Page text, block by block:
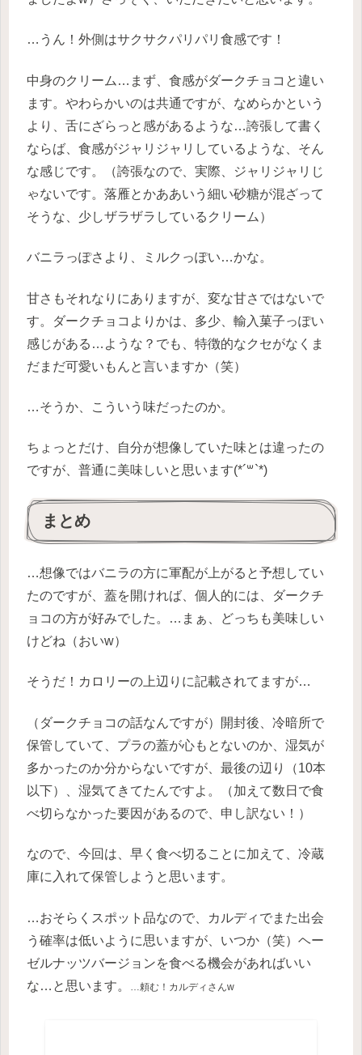
…うん！外側はサクサクパリパリ食感です！
中身のクリーム…まず、食感がダークチョコと違い
ます。やわらかいのは共通ですが、なめらかという
より、舌にざらっと感があるような…誇張して書く
ならば、食感がジャリジャリしているような、そん
な感じです。（誇張なので、実際、ジャリジャリじ
ゃないです。落雁とかああいう細い砂糖が混ざって
そうな、少しザラザラしているクリーム）
バニラっぽさより、ミルクっぽい…かな。
甘さもそれなりにありますが、変な甘さではないで
す。ダークチョコよりかは、多少、輸入菓子っぽい
感じがある…ような？でも、特徴的なクセがなくま
だまだ可愛いもんと言いますか（笑）
…そうか、こういう味だったのか。
ちょっとだけ、自分が想像していた味とは違ったの
ですが、普通に美味しいと思います(*´꒳`*)
まとめ
…想像ではバニラの方に軍配が上がると予想してい
たのですが、蓋を開ければ、個人的には、ダークチ
ョコの方が好みでした。…まぁ、どっちも美味しい
けどね（おいw）
そうだ！カロリーの上辺りに記載されてますが…
（ダークチョコの話なんですが）開封後、冷暗所で
保管していて、プラの蓋が心もとないのか、湿気が
多かったのか分からないですが、最後の辺り（10本
以下）、湿気てきてたんですよ。（加えて数日で食
べ切らなかった要因があるので、申し訳ない！）
なので、今回は、早く食べ切ることに加えて、冷蔵
庫に入れて保管しようと思います。
…おそらくスポット品なので、カルディでまた出会
う確率は低いように思いますが、いつか（笑）ヘー
ゼルナッツバージョンを食べる機会があればいい
な…と思います。
…頼む ！ カルディさんw